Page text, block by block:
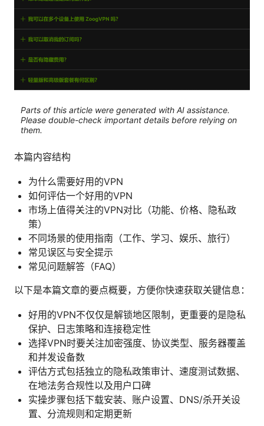
Parts of this article were generated with AI assistance.
Please double-check important details before relying on
them.
本篇内容结构
为什么需要好用的VPN
如何评估一个好用的VPN
市场上值得关注的VPN对比（功能、价格、隐私政
策）
不同场景的使用指南（工作、学习、娱乐、旅行）
常见误区与安全提示
常见问题解答（FAQ）
以下是本篇文章的要点概要，方便你快速获取关键信息：
好用的VPN不仅仅是解锁地区限制，更重要的是隐私
保护、日志策略和连接稳定性
选择VPN时要关注加密强度、协议类型、服务器覆盖
和并发设备数
评估方式包括独立的隐私政策审计、速度测试数据、
在地法务合规性以及用户口碑
实操步骤包括下载安装、账户设置、DNS/杀开关设
置、分流规则和定期更新